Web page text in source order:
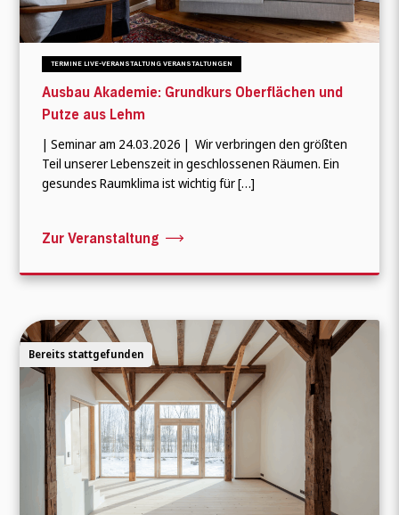
TERMINE LIVE-VERANSTALTUNG VERANSTALTUNGEN
Ausbau Akademie: Grundkurs Oberflächen und
Putze aus Lehm
| Seminar am 24.03.2026 | Wir verbringen den größten
Teil unserer Lebenszeit in geschlossenen Räumen. Ein
gesundes Raumklima ist wichtig für […]
Zur Veranstaltung
Bereits stattgefunden